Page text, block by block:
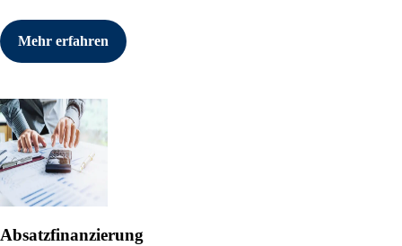
Mehr erfahren
Absatzfinanzierung